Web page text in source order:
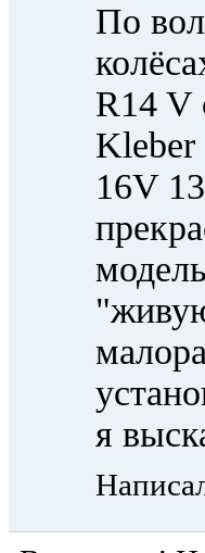
По
R14 V
Kleber
16V
я